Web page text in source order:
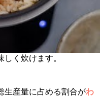
く炊けます。
生産量に占める割合がわ